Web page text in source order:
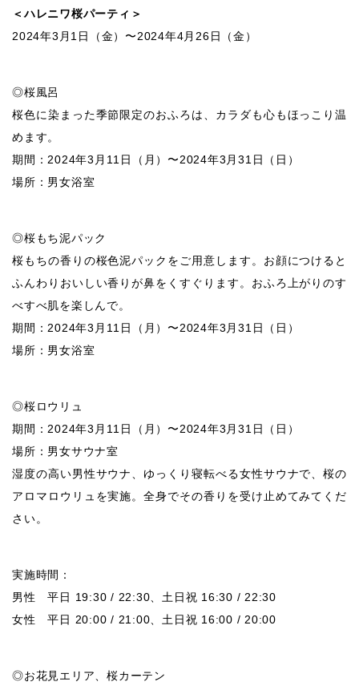
＜ハレニワ桜パーティ＞
2024年3月1日（金）〜2024年4月26日（金）
◎桜風呂
桜色に染まった季節限定のおふろは、カラダも心もほっこり温
めます。
期間：2024年3月11日（月）〜2024年3月31日（日）
場所：男女浴室
◎桜もち泥パック
桜もちの香りの桜色泥パックをご用意します。お顔につけると
ふんわりおいしい香りが鼻をくすぐります。おふろ上がりのす
べすべ肌を楽しんで。
期間：2024年3月11日（月）〜2024年3月31日（日）
場所：男女浴室
◎桜ロウリュ
期間：2024年3月11日（月）〜2024年3月31日（日）
場所：男女サウナ室
湿度の高い男性サウナ、ゆっくり寝転べる女性サウナで、桜の
アロマロウリュを実施。全身でその香りを受け止めてみてくだ
さい。
実施時間：
男性 平日 19:30 / 22:30、土日祝 16:30 / 22:30
女性 平日 20:00 / 21:00、土日祝 16:00 / 20:00
◎お花見エリア、桜カーテン